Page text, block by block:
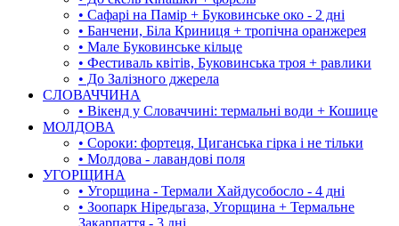
• Сафарі на Памір + Буковинське око - 2 дні
• Банчени, Біла Криниця + тропічна оранжерея
• Мале Буковинське кільце
• Фестиваль квітів, Буковинська троя + равлики
• До Залізного джерела
СЛОВАЧЧИНА
• Вікенд у Словаччині: термальні води + Кошице
МОЛДОВА
• Сороки: фортеця, Циганська гірка і не тільки
• Молдова - лавандові поля
УГОРЩИНА
• Угорщина - Термали Хайдусобосло - 4 дні
• Зоопарк Ніредьгаза, Угорщина + Термальне
Закарпаття - 3 дні